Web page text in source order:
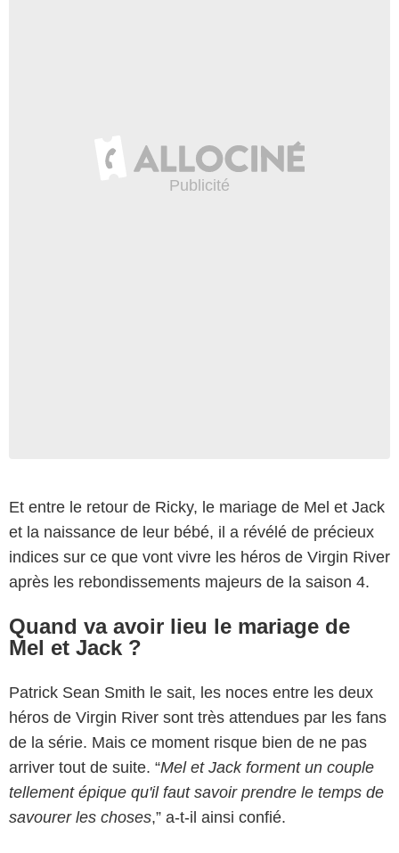
Et entre le retour de Ricky, le mariage de Mel et Jack
et la naissance de leur bébé, il a révélé de précieux
indices sur ce que vont vivre les héros de Virgin River
après les rebondissements majeurs de la saison 4.
Quand va avoir lieu le mariage de
Mel et Jack ?
Patrick Sean Smith le sait, les noces entre les deux
héros de Virgin River sont très attendues par les fans
de la série. Mais ce moment risque bien de ne pas
arriver tout de suite. “Mel et Jack forment un couple
tellement épique qu'il faut savoir prendre le temps de
savourer les choses,” a-t-il ainsi confié.